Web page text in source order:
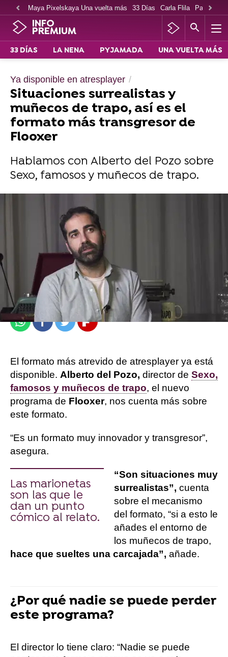
Maya Pixelskaya Una vuelta más 33 Días Carla Flila Paco
INFO
PREMIUM
33 DÍAS LA NENA PYJAMADA UNA VUELTA MÁS
Ya disponible en atresplayer
Situaciones surrealistas y
muñecos de trapo, así es el
formato más transgresor de
Flooxer
Hablamos con Alberto del Pozo sobre
Sexo, famosos y muñecos de trapo.
Sandra Lázaro
Publicado:22 de febrero de 2024, 10:35
WhatsappFacebook
TwitterFlipboard
El formato más atrevido de atresplayer ya está
disponible. Alberto del Pozo, director de Sexo,
famosos y muñecos de trapo, el nuevo
programa de Flooxer, nos cuenta más sobre
este formato.
“Es un formato muy innovador y transgresor”,
asegura.
Las marionetas
son las que le
dan un punto
cómico al relato.
“Son situaciones muy
surrealistas”, cuenta
sobre el mecanismo
del formato, “si a esto le
añades el entorno de
los muñecos de trapo,
hace que sueltes una carcajada”, añade.
¿Por qué nadie se puede perder
este programa?
El director lo tiene claro: “Nadie se puede